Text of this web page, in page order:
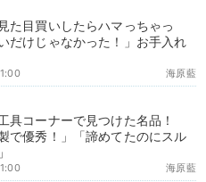
た目買いしたらハマっちゃっ
だけじゃなかった！」お手入れ
海原藍
具コーナーで見つけた名品！
で優秀！」「諦めてたのにスル
海原藍